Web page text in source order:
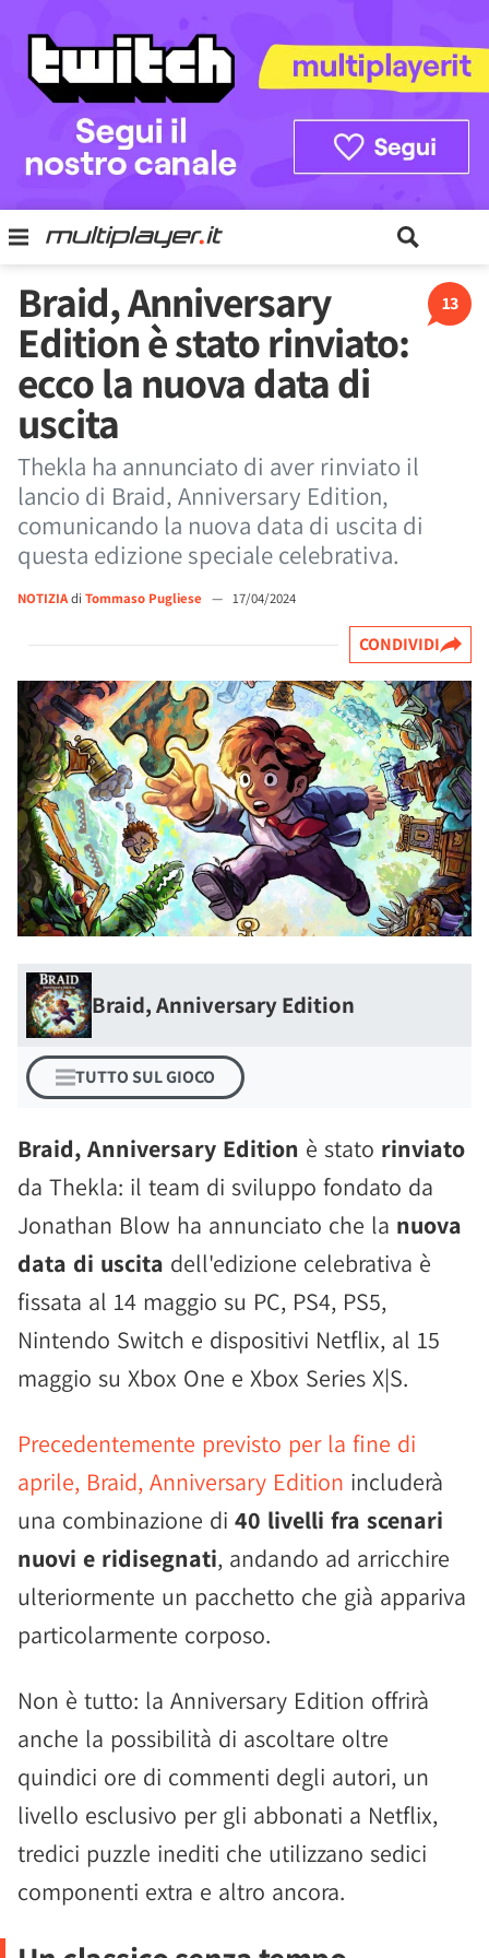
13
Braid, Anniversary
Edition è stato rinviato:
ecco la nuova data di
uscita
Thekla ha annunciato di aver rinviato il
lancio di Braid, Anniversary Edition,
comunicando la nuova data di uscita di
questa edizione speciale celebrativa.
NOTIZIAdi Tommaso Pugliese — 17/04/2024
CONDIVIDI
Braid, Anniversary Edition
TUTTO SUL GIOCO
Braid, Anniversary Edition è stato rinviato
da Thekla: il team di sviluppo fondato da
Jonathan Blow ha annunciato che la nuova
data di uscita dell'edizione celebrativa è
fissata al 14 maggio su PC, PS4, PS5,
Nintendo Switch e dispositivi Netflix, al 15
maggio su Xbox One e Xbox Series X|S.
Precedentemente previsto per la fine di
aprile, Braid, Anniversary Edition includerà
una combinazione di 40 livelli fra scenari
nuovi e ridisegnati, andando ad arricchire
ulteriormente un pacchetto che già appariva
particolarmente corposo.
Non è tutto: la Anniversary Edition offrirà
anche la possibilità di ascoltare oltre
quindici ore di commenti degli autori, un
livello esclusivo per gli abbonati a Netflix,
tredici puzzle inediti che utilizzano sedici
componenti extra e altro ancora.